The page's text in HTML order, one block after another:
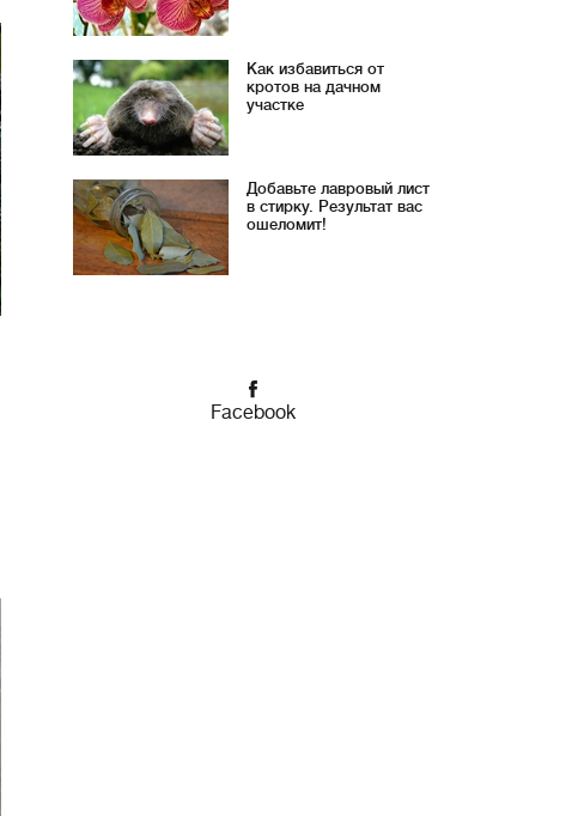
Как избавиться от
кротов на дачном
участке
Добавьте лавровый лист
в стирку. Результат вас
ошеломит!
Facebook